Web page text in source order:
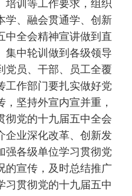
培训等工作要求，组织
学、融会贯通学、创新
中全会精神宣讲做到直
集中轮训做到各级领导
党员、干部、员工全覆
工作部门要扎实做好党
坚持外宣内宣并重，
彻党的十九届五中全会
企业深化改革、创新发
强各级单位学习贯彻党
的宣传，及时总结推广
习贯彻党的十九届五中